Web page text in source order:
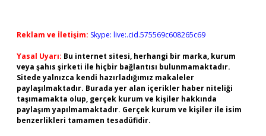
Reklam ve İletişim: Skype: live:.cid.575569c608265c69
Yasal Uyarı: Bu internet sitesi, herhangi bir marka, kurum
veya şahıs şirketi ile hiçbir bağlantısı bulunmamaktadır.
Sitede yalnızca kendi hazırladığımız makaleler
paylaşılmaktadır. Burada yer alan içerikler haber niteliği
taşımamakta olup, gerçek kurum ve kişiler hakkında
paylaşım yapılmamaktadır. Gerçek kurum ve kişiler ile isim
benzerlikleri tamamen tesadüfidir.